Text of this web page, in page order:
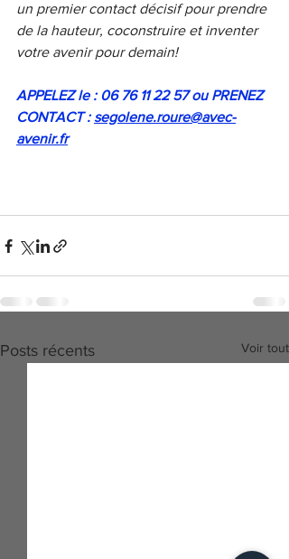
un premier contact décisif pour prendre
de la hauteur, coconstruire et inventer
votre avenir pour demain!
APPELEZ le : 06 76 11 22 57 ou PRENEZ
CONTACT : segolene.roure@avec-
avenir.fr
Posts récents Voir tout